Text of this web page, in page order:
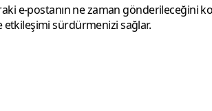
e-postanın ne zaman gönderileceğini
etkileşimi sürdürmenizi sağlar.